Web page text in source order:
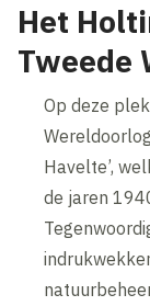
Het
Tweede
Op deze
Havelte’,
de jaren